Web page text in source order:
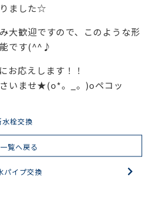
ました☆
大歓迎ですので、このような形
です(^^♪
お応えします！！
いませ★(o*。_。)oペコッ
栓交換
一覧へ戻る
イプ交換